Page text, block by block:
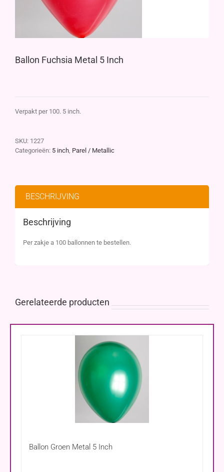
Ballon Fuchsia Metal 5 Inch
Verpakt per 100. 5 inch.
SKU: 1227
Categorieën: 5 inch Parel / Metallic
BESCHRIJVING
Beschrijving
Per zakje a 100 ballonnen te bestellen.
Gerelateerde producten
Ballon Groen Metal 5 Inch